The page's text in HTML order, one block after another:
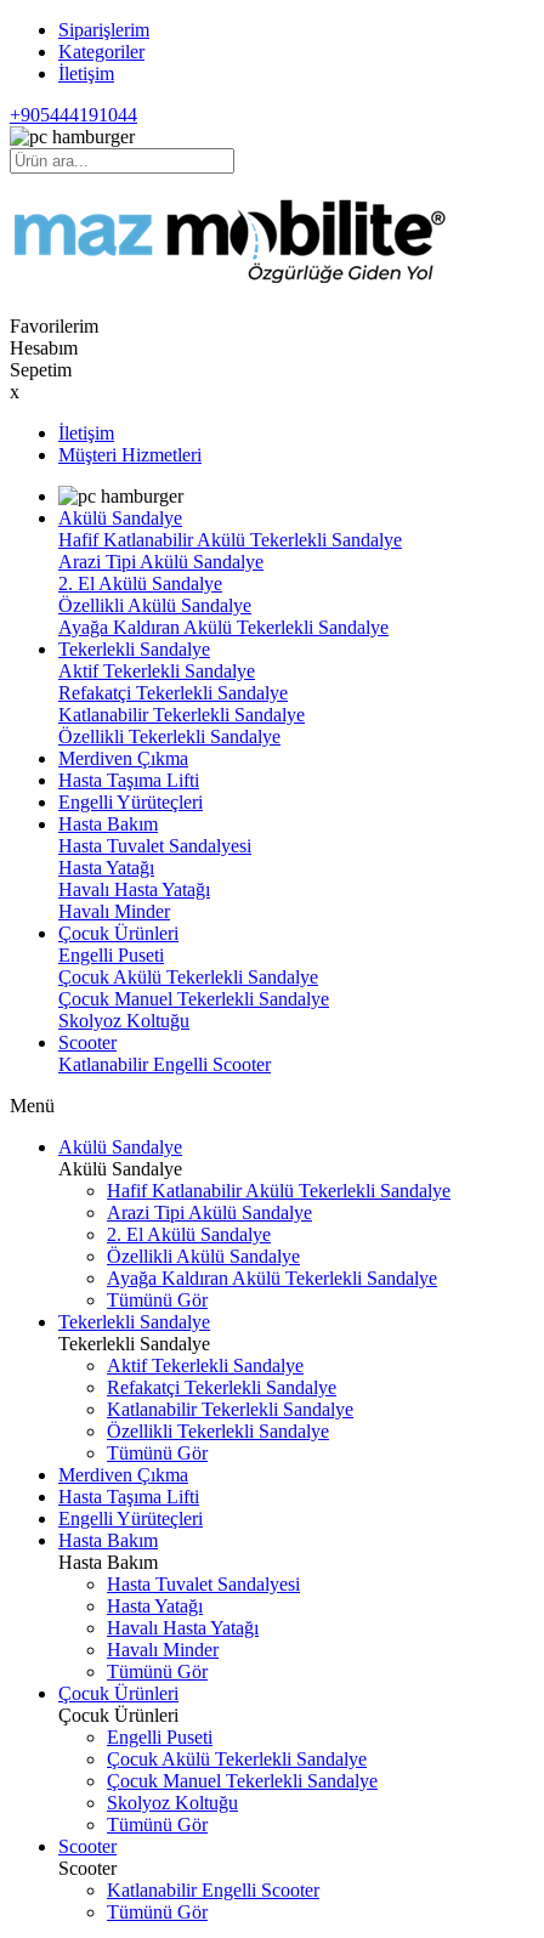
Siparişlerim
Kategoriler
İletişim
+905444191044
Favorilerim
Hesabım
Sepetim
x
İletişim
Müşteri Hizmetleri
Akülü Sandalye
Hafif Katlanabilir Akülü Tekerlekli Sandalye
Arazi Tipi Akülü Sandalye
2. El Akülü Sandalye
Özellikli Akülü Sandalye
Ayağa Kaldıran Akülü Tekerlekli Sandalye
Tekerlekli Sandalye
Aktif Tekerlekli Sandalye
Refakatçi Tekerlekli Sandalye
Katlanabilir Tekerlekli Sandalye
Özellikli Tekerlekli Sandalye
Merdiven Çıkma
Hasta Taşıma Lifti
Engelli Yürüteçleri
Hasta Bakım
Hasta Tuvalet Sandalyesi
Hasta Yatağı
Havalı Hasta Yatağı
Havalı Minder
Çocuk Ürünleri
Engelli Puseti
Çocuk Akülü Tekerlekli Sandalye
Çocuk Manuel Tekerlekli Sandalye
Skolyoz Koltuğu
Scooter
Katlanabilir Engelli Scooter
Menü
Akülü Sandalye
Akülü Sandalye
Hafif Katlanabilir Akülü Tekerlekli Sandalye
Arazi Tipi Akülü Sandalye
2. El Akülü Sandalye
Özellikli Akülü Sandalye
Ayağa Kaldıran Akülü Tekerlekli Sandalye
Tümünü Gör
Tekerlekli Sandalye
Tekerlekli Sandalye
Aktif Tekerlekli Sandalye
Refakatçi Tekerlekli Sandalye
Katlanabilir Tekerlekli Sandalye
Özellikli Tekerlekli Sandalye
Tümünü Gör
Merdiven Çıkma
Hasta Taşıma Lifti
Engelli Yürüteçleri
Hasta Bakım
Hasta Bakım
Hasta Tuvalet Sandalyesi
Hasta Yatağı
Havalı Hasta Yatağı
Havalı Minder
Tümünü Gör
Çocuk Ürünleri
Çocuk Ürünleri
Engelli Puseti
Çocuk Akülü Tekerlekli Sandalye
Çocuk Manuel Tekerlekli Sandalye
Skolyoz Koltuğu
Tümünü Gör
Scooter
Scooter
Katlanabilir Engelli Scooter
Tümünü Gör